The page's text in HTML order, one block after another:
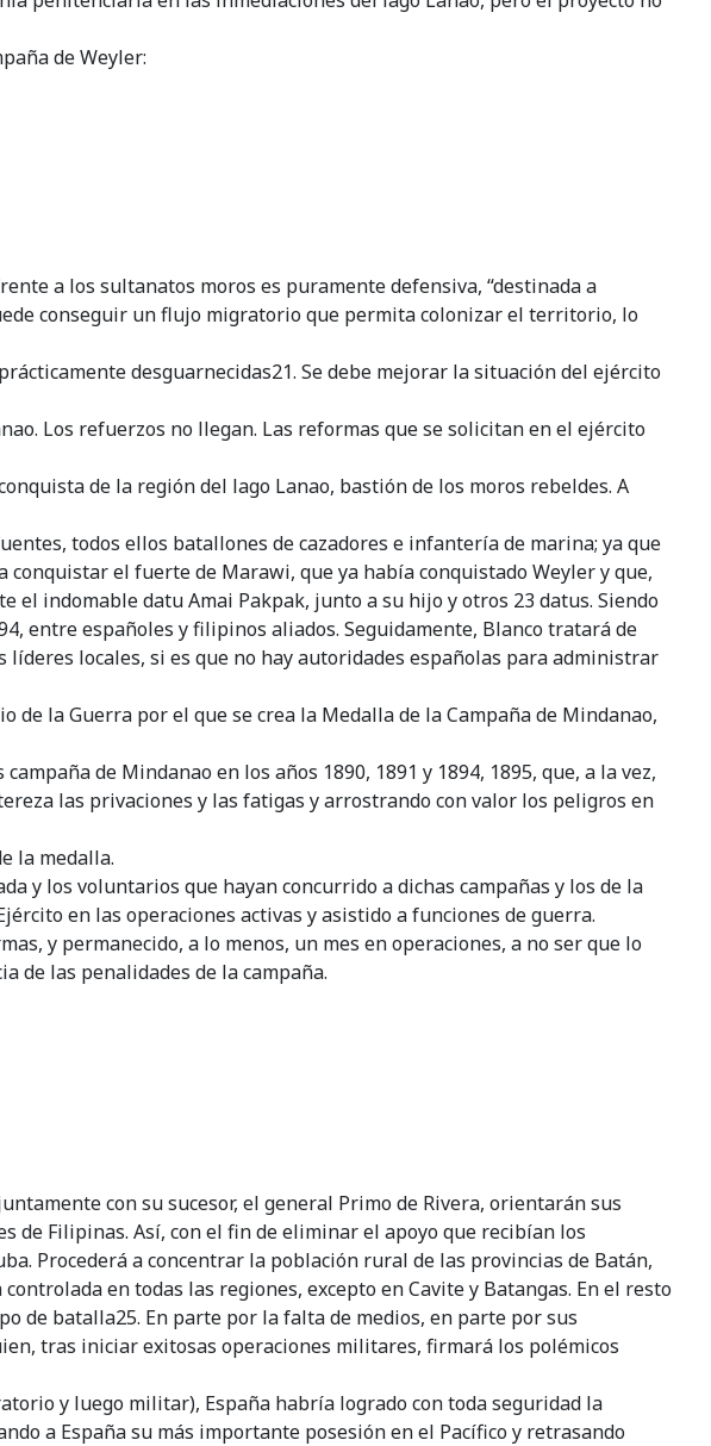
de Weyler:
a los sultanatos moros es puramente defensiva, “destinada a
conseguir un flujo migratorio que permita colonizar el territorio, lo
desguarnecidas21. Se debe mejorar la situación del ejército
Los refuerzos no llegan. Las reformas que se solicitan en el ejército
de la región del lago Lanao, bastión de los moros rebeldes. A
todos ellos batallones de cazadores e infantería de marina; ya que
el fuerte de Marawi, que ya había conquistado Weyler y que,
el indomable datu Amai Pakpak, junto a su hijo y otros 23 datus. Siendo
entre españoles y filipinos aliados. Seguidamente, Blanco tratará de
locales, si es que no hay autoridades españolas para administrar
de la Guerra por el que se crea la Medalla de la Campaña de Mindanao,
de Mindanao en los años 1890, 1891 y 1894, 1895, que, a la vez,
las privaciones y las fatigas y arrostrando con valor los peligros en
la medalla.
y los voluntarios que hayan concurrido a dichas campañas y los de la
en las operaciones activas y asistido a funciones de guerra.
y permanecido, a lo menos, un mes en operaciones, a no ser que lo
de las penalidades de la campaña.
con su sucesor, el general Primo de Rivera, orientarán sus
de Filipinas. Así, con el fin de eliminar el apoyo que recibían los
Procederá a concentrar la población rural de las provincias de Batán,
en todas las regiones, excepto en Cavite y Batangas. En el resto
de batalla25. En parte por la falta de medios, en parte por sus
tras iniciar exitosas operaciones militares, firmará los polémicos
y luego militar), España habría logrado con toda seguridad la
a España su más importante posesión en el Pacífico y retrasando